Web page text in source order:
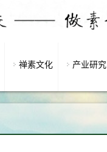
禅素文化 产业研究